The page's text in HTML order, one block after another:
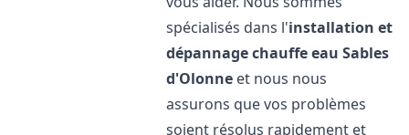
spécialisés dans l'installation et
dépannage chauffe eau Sables
d'Olonne et nous nous
assurons que vos problèmes
soient résolus rapidement et